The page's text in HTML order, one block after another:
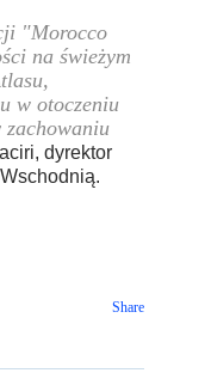
"Morocco
na świeżym
w otoczeniu
zachowaniu
dyrektor
Share